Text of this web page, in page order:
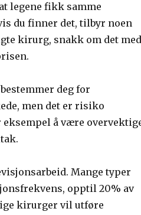
legene fikk samme
du finner det, tilbyr noen
kirurg, snakk om det med
deg for
men det er risiko
å være
Mange typer
opptil 20% av
kirurger vil utføre